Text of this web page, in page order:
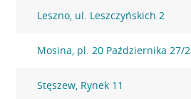
Leszno, ul. Leszczyńskich 2
Mosina, pl. 20 Października 27/2
Stęszew, Rynek 11